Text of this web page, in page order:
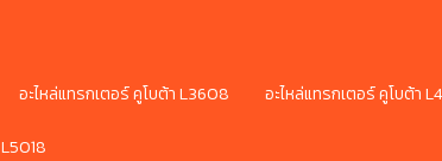
อะไหล่แทรกเตอร์ คูโบต้า L3608 อะไหล่แทรกเตอร์ คูโบต้า